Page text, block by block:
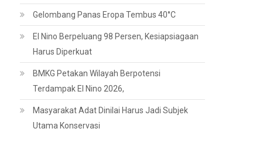
Gelombang Panas Eropa Tembus 40°C
El Nino Berpeluang 98 Persen, Kesiapsiagaan
Harus Diperkuat
BMKG Petakan Wilayah Berpotensi
Terdampak El Nino 2026,
Masyarakat Adat Dinilai Harus Jadi Subjek
Utama Konservasi